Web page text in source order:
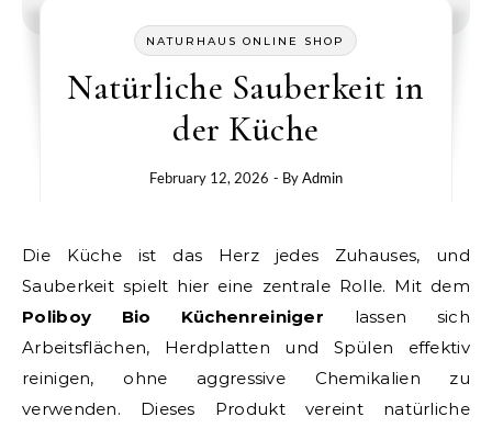
NATURHAUS ONLINE SHOP
Natürliche Sauberkeit in
der Küche
February 12, 2026 - ByAdmin
Die Küche ist das Herz jedes Zuhauses, und
Sauberkeit spielt hier eine zentrale Rolle. Mit dem
Poliboy Bio Küchenreiniger lassen sich
Arbeitsflächen, Herdplatten und Spülen effektiv
reinigen, ohne aggressive Chemikalien zu
verwenden. Dieses Produkt vereint natürliche